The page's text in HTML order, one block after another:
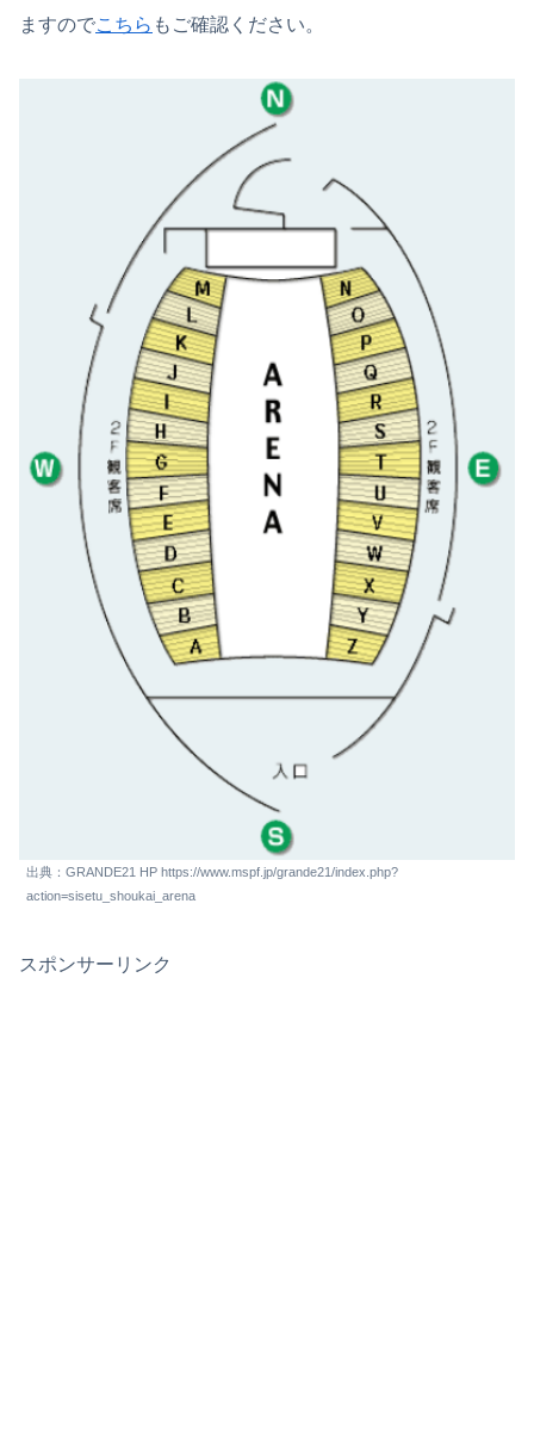
ますのでこちら もご確認ください。
出典：GRANDE21 HP https://www.mspf.jp/grande21/index.php?
action=sisetu_shoukai_arena
スポンサーリンク